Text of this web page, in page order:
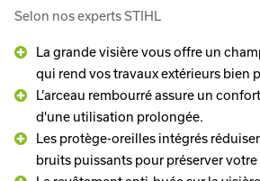
Selon nos experts STIHL
La grande visière vous offre un
qui rend vos travaux extérieurs bien
L’arceau rembourré assure un
d'une utilisation prolongée.
Les protège-oreilles intégrés
bruits puissants pour préserver